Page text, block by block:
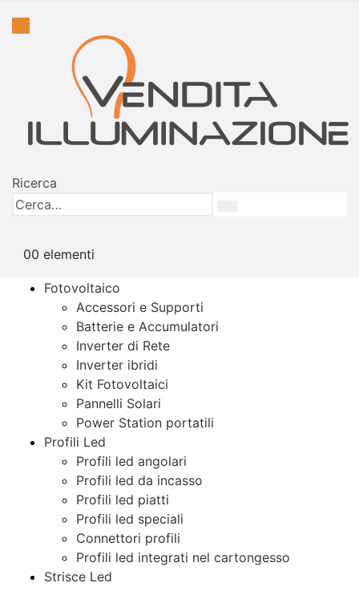
Ricerca
00 elementi
Fotovoltaico
Accessori e Supporti
Batterie e Accumulatori
Inverter di Rete
Inverter ibridi
Kit Fotovoltaici
Pannelli Solari
Power Station portatili
Profili Led
Profili led angolari
Profili led da incasso
Profili led piatti
Profili led speciali
Connettori profili
Profili led integrati nel cartongesso
Strisce Led